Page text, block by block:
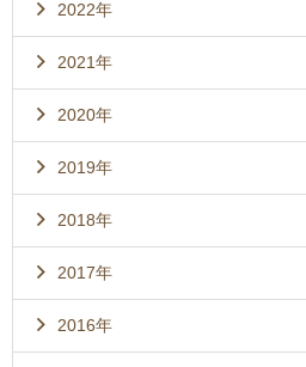
2022年
2021年
2020年
2019年
2018年
2017年
2016年